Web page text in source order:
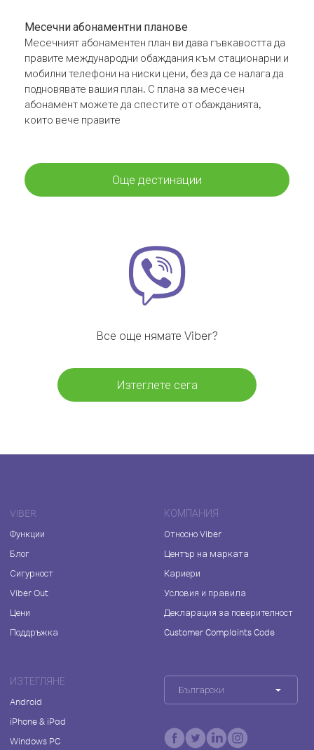
Месечни абонаментни планове
Месечният абонаментен план ви дава гъвкавостта да
правите международни обаждания към стационарни и
мобилни телефони на ниски цени, без да се налага да
подновявате вашия план. С плана за месечен
абонамент можете да спестите от обажданията,
които вече правите
Още дестинации
Все още нямате Viber?
Изтеглете сега
VIBER
Функции
Блог
Сигурност
Viber Out
Цени
Поддръжка
КОМПАНИЯ
Относно Viber
Център на марката
Кариери
Условия и правила
Декларация за поверителност
Customer Complaints Code
ИЗТЕГЛЯНЕ
Android
iPhone & iPad
Windows PC
Български